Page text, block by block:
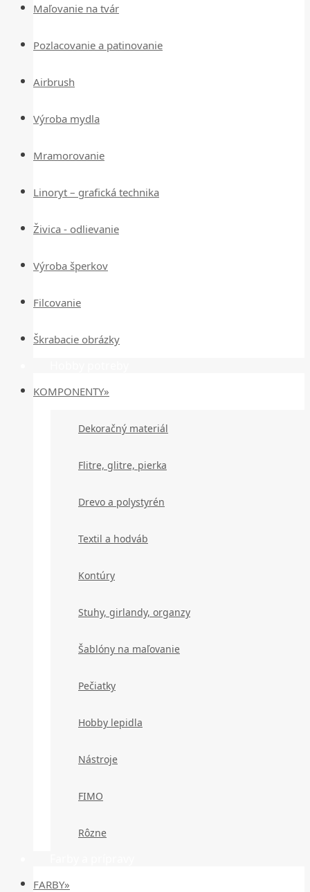
Maľovanie na tvár
Pozlacovanie a patinovanie
Airbrush
Výroba mydla
Mramorovanie
Linoryt – grafická technika
Živica - odlievanie
Výroba šperkov
Filcovanie
Škrabacie obrázky
KOMPONENTY»
Dekoračný materiál
Flitre, glitre, pierka
Drevo a polystyrén
Textil a hodváb
Kontúry
Stuhy, girlandy, organzy
Šablóny na maľovanie
Pečiatky
Hobby lepidla
Nástroje
FIMO
Rôzne
FARBY»